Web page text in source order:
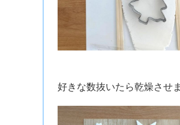
好きな数抜いたら乾燥させ